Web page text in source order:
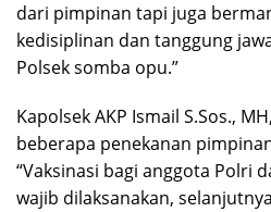
dari pimpinan tapi juga
kedisiplinan dan tanggung
Polsek somba opu.”
Kapolsek AKP Ismail S.Sos.,
beberapa penekanan
“Vaksinasi bagi anggota Polri
wajib dilaksanakan,